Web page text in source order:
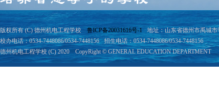
版权所有 (C) 德州机电工程学校 鲁ICP备20031616号-1
地址：山东省德州市禹城
校办电话：0534-7448086/0534-7448156
招生电话：0534-7448086/0534-7448156
德州机电工程学校 (C) 2020 CopyRight © GENERAL EDUCATION DEPARTMENT